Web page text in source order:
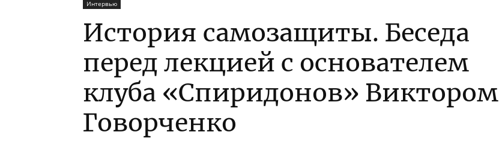
Интервью
История самозащиты. Беседа
перед лекцией с основателем
клуба «Спиридонов» Виктором
Говорченко